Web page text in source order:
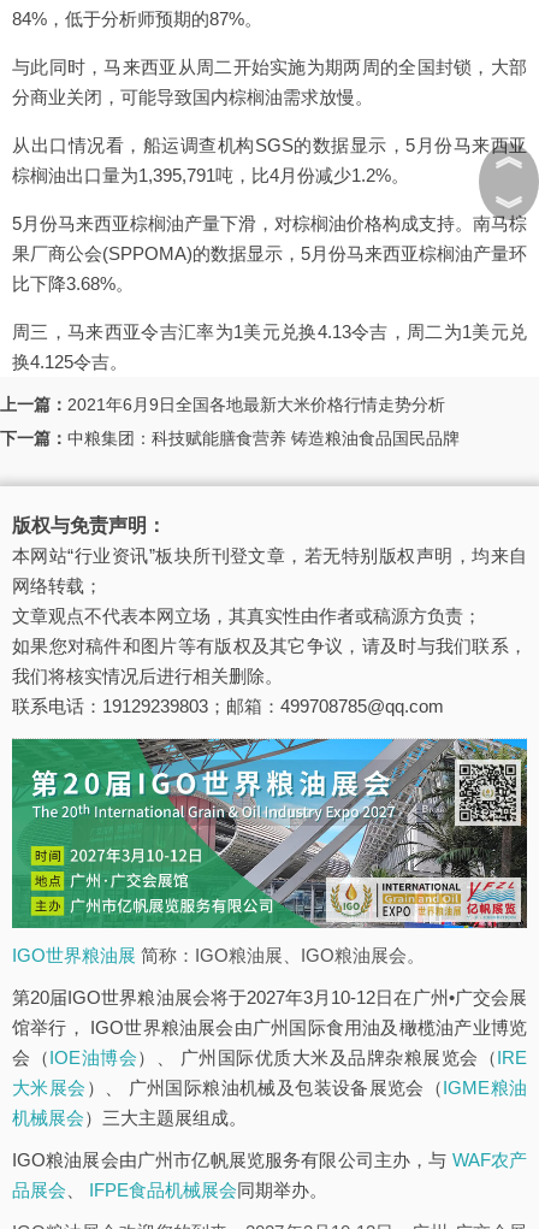
84%，低于分析师预期的87%。
与此同时，马来西亚从周二开始实施为期两周的全国封锁，大部
分商业关闭，可能导致国内棕榈油需求放慢。
从出口情况看，船运调查机构SGS的数据显示，5月份马来西亚
棕榈油出口量为1,395,791吨，比4月份减少1.2%。
5月份马来西亚棕榈油产量下滑，对棕榈油价格构成支持。南马棕
果厂商公会(SPPOMA)的数据显示，5月份马来西亚棕榈油产量环
比下降3.68%。
周三，马来西亚令吉汇率为1美元兑换4.13令吉，周二为1美元兑
换4.125令吉。
上一篇： 2021年6月9日全国各地最新大米价格行情走势分析
下一篇： 中粮集团：科技赋能膳食营养 铸造粮油食品国民品牌
版权与免责声明：
本网站“行业资讯”板块所刊登文章，若无特别版权声明，均来自
网络转载；
文章观点不代表本网立场，其真实性由作者或稿源方负责；
如果您对稿件和图片等有版权及其它争议，请及时与我们联系，
我们将核实情况后进行相关删除。
联系电话：19129239803；邮箱：499708785@qq.com
IGO世界粮油展 简称：IGO粮油展、IGO粮油展会。
第20届IGO世界粮油展会将于2027年3月10-12日在广州•广交会展
馆举行， IGO世界粮油展会由广州国际食用油及橄榄油产业博览
会（IOE油博会）、 广州国际优质大米及品牌杂粮展览会（IRE
大米展会 ）、 广州国际粮油机械及包装设备展览会（IGME粮油
机械展会）三大主题展组成。
IGO粮油展会由广州市亿帆展览服务有限公司主办，与 WAF农产
品展会
IFPE食品机械展会同期举办。
︽
︾